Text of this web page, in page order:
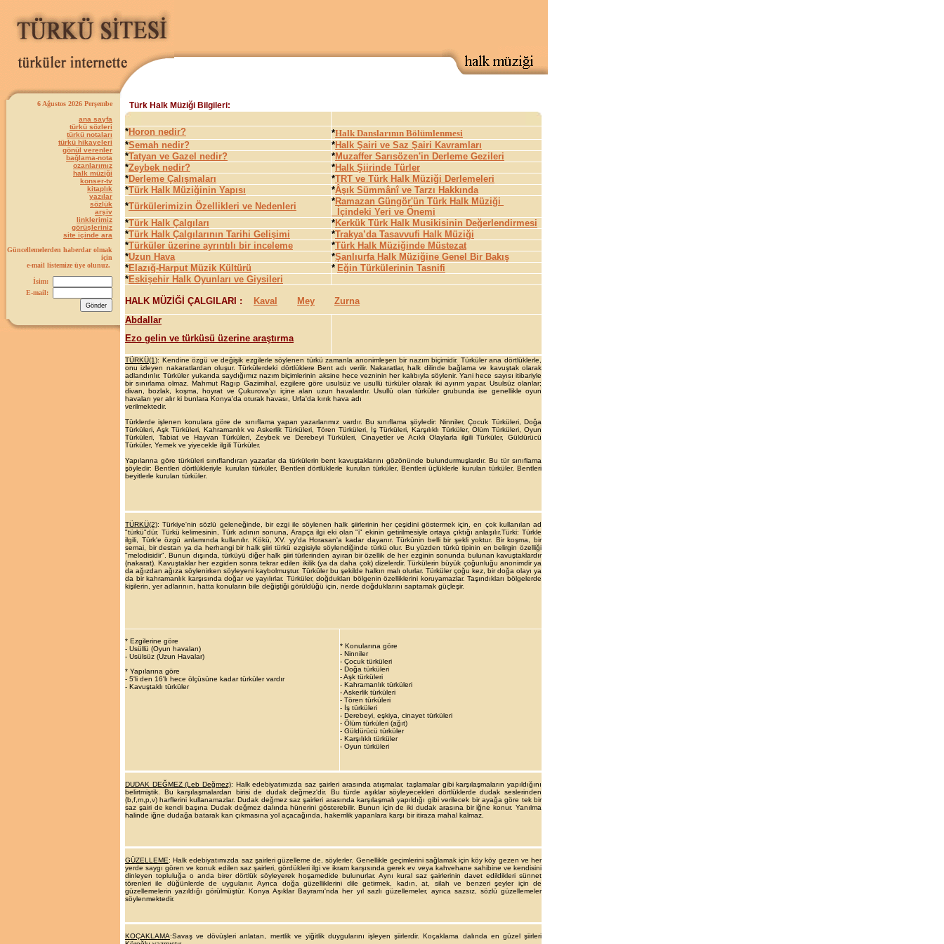
6 Ağustos 2026 Perşembe
ana sayfa
türkü sözleri
türkü notaları
türkü hikayeleri
gönül verenler
bağlama-nota
ozanlarımız
halk müziği
konser-tv
kitaplık
yazılar
sözlük
arşiv
linklerimiz
görüşleriniz
site içinde ara
Güncellemelerden haberdar olmak
için
e-mail listemize üye olunuz.
İsim:
E-mail:
Türk Halk Müziği Bilgileri:
*Horon nedir? *Halk Danslarının Bölümlenmesi
*Semah nedir? *Halk Şairi ve Saz Şairi Kavramları
*Tatyan ve Gazel nedir? *Muzaffer Sarısözen'in Derleme Gezileri
*Zeybek nedir? *Halk Şiirinde Türler
*Derleme Çalışmaları *TRT ve Türk Halk Müziği Derlemeleri
*Türk Halk Müziğinin Yapısı *Âşık Sümmânî ve Tarzı Hakkında
*Türkülerimizin Özellikleri ve Nedenleri *Ramazan Güngör'ün Türk Halk Müziği
İçindeki Yeri ve Önemi
*Türk Halk Çalgıları *Kerkük Türk Halk Musikisinin Değerlendirmesi
*Türk Halk Çalgılarının Tarihi Gelişimi *Trakya’da Tasavvufi Halk Müziği
*Türküler üzerine ayrıntılı bir inceleme *Türk Halk Müziğinde Müstezat
*Uzun Hava *Şanlıurfa Halk Müziğine Genel Bir Bakış
*Elazığ-Harput Müzik Kültürü * Eğin Türkülerinin Tasnifi
*Eskişehir Halk Oyunları ve Giysileri
HALK MÜZİĞİ ÇALGILARI : Kaval Mey
Zurna
Abdallar
Ezo gelin ve türküsü üzerine araştırma
TÜRKÜ(1): Kendine özgü ve değişik ezgilerle söylenen türkü zamanla anonimleşen bir nazım biçimidir. Türküler ana dörtlüklerle,
onu izleyen nakaratlardan olu­şur. Türkülerdeki dörtlüklere Bent adı verilir. Nakaratlar, halk dilinde bağlama ve kavuştak olarak
adlandırılır. Türküler yukarıda saydığımız nazım biçimlerinin aksine hece vezninin her kalıbıyla söylenir. Yani hece sayısı iti­bariyle
bir sınırlama olmaz. Mahmut Ragıp Gazimihal, ezgilere göre usulsüz ve usullü türküler olarak iki ayırım yapar. Usulsüz olanlar;
divan, bozlak, koş­ma, hoyrat ve Çukurova'yı içine alan uzun havalardır. Usullü olan türküler grubunda ise genellikle oyun
havaları yer alır ki bunlara Konya'da oturak havası, Urfa'da kırık hava adı
verilmektedir.
Türklerde işlenen konulara göre de sınıflama yapan yazarlarımız vardır. Bu sınıflama şöyledir: Ninniler, Çocuk Türküleri, Doğa
Türküleri, Aşk Türküleri, Kahramanlık ve Askerlik Türküleri, Tören Türküleri, İş Türküleri, Kar­şılıklı Türküler, Ölüm Türküleri, Oyun
Türküleri, Tabiat ve Hayvan Türküle­ri, Zeybek ve Derebeyi Türküleri, Cinayetler ve Acıklı Olaylarla ilgili Türküler, Güldürücü
Türküler, Yemek ve yiyecekle ilgili Türküler.
Yapılarına göre türküleri sınıflandıran yazarlar da türkülerin bent kavuştaklarını gözönünde bulundurmuşlardır. Bu tür sınıflama
şöyledir: Bentleri dörtlükleriyle kurulan türküler, Bentleri dörtlüklerle kurulan türküler, Bentleri üçlüklerle kurulan türküler, Bentleri
beyitlerle kurulan türküler.
TÜRKÜ(2): Türkiye'nin sözlü geleneğinde, bir ezgi ile söylenen halk şiirlerinin her çeşidini göstermek için, en çok kullanılan ad
"türkü"dür. Türkü kelimesinin, Türk adının sonuna, Arapça ilgi eki olan "i" ekinin getirilmesiyle ortaya çıktığı anlaşılır.Türki: Türkle
ilgili, Türk'e özgü anlamında kullanılır. Kökü, XV. yy'da Horasan'a kadar dayanır. Türkünin belli bir şekli yoktur. Bir koşma, bir
semai, bir destan ya da herhangi bir halk şiiri türkü ezgisiyle söylendiğinde türkü olur. Bu yüzden türkü tipinin en belirgin özelliği
"melodisidir". Bunun dışında, türküyü diğer halk şiiri türlerinden ayıran bir özellik de her ezginin sonunda bulunan kavuştaklardır
(nakarat). Kavuştaklar her ezgiden sonra tekrar edilen ikilik (ya da daha çok) dizelerdir. Türkülerin büyük çoğunluğu anonimdir ya
da ağızdan ağıza söylenirken söyleyeni kaybolmuştur. Türküler bu şekilde halkın malı olurlar. Türküler çoğu kez, bir doğa olayı ya
da bir kahramanlık karşısında doğar ve yayılırlar. Türküler, doğdukları bölgenin özelliklerini koruyamazlar. Taşındıkları bölgelerde
kişilerin, yer adlarının, hatta konuların bile değiştiği görüldüğü için, nerde doğduklarını saptamak güçleşir.
* Ezgilerine göre
- Usüllü (Oyun havaları)
- Usülsüz (Uzun Havalar)
* Yapılarına göre
- 5'li den 16'lı hece ölçüsüne kadar türküler vardır
- Kavuştaklı türküler
* Konularına göre
- Ninniler
- Çocuk türküleri
- Doğa türküleri
- Aşk türküleri
- Kahramanlık türküleri
- Askerlik türküleri
- Tören türküleri
- İş türküleri
- Derebeyi, eşkiya, cinayet türküleri
- Ölüm türküleri (ağıt)
- Güldürücü türküler
- Karşılıklı türküler
- Oyun türküleri
DUDAK DEĞMEZ (Leb Değmez): Halk edebiyatımızda saz şairleri arasında atışmalar, taşlamalar gibi karşılaşmaların yapıldığını
belirtmiştik. Bu karşılaşmalardan birisi de dudak değmez'dir. Bu türde aşıklar söyleyecekleri dörtlüklerde dudak seslerinden
(b,f,m,p,v) harflerini kullanamazlar. Dudak değmez saz şairleri arasında karşılaşmalı yapıldığı gibi verilecek bir ayağa göre tek bir
saz şairi de kendi başına Dudak değmez dalında hünerini gösterebilir. Bunun için de iki dudak arasına bir iğne konur. Yanılma
halinde iğne dudağa batarak kan çıkmasına yol açacağında, hakemlik yapanlara karşı bir itiraza mahal kalmaz.
GÜZELLEME: Halk edebiyatımızda saz şairleri güzelleme de, söylerler. Genellikle geçimlerini sağlamak için köy köy gezen ve her
yerde saygı gören ve konuk edilen saz şairleri, gördükleri ilgi ve ikram karşısında gerek ev veya kahvehane sahi­bine ve kendisini
dinleyen topluluğa o anda birer dörtlük söyleyerek hoşamedide bulunurlar. Aynı kural saz şairlerinin davet edildikleri sünnet
törenleri ile düğünlerde de uygulanır. Ayrıca doğa güzelliklerini dile getirmek, kadın, at, silah ve benzeri şeyler için de
güzellemelerin yazıldığı görülmüştür. Konya Aşıklar Bayramı'nda her yıl sazlı güzellemeler, ayrıca sazsız, sözlü güzelle­meler
söylenmektedir.
KOÇAKLAMA:Savaş ve dövüşleri anlatan, mertlik ve yiğitlik duygularını işleyen şiirlerdir. Koçaklama dalında en güzel şiirleri